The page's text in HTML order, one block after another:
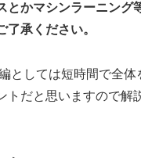
とかマシンラーニング
了承ください。
としては短時間で全体
トだと思いますので解